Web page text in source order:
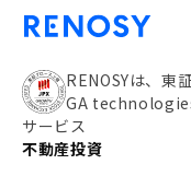
RENOSYは、東
GA
サービス
不動産投資